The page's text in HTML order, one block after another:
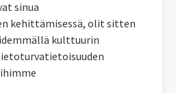
sinua
kehittämisessä, olit sitten
kulttuurin